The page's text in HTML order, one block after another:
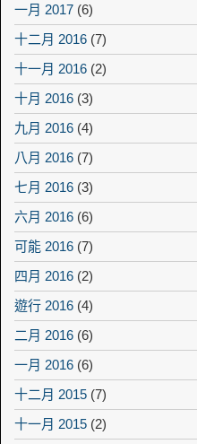
一月 2017 (6)
十二月 2016 (7)
十一月 2016 (2)
十月 2016 (3)
九月 2016 (4)
八月 2016 (7)
七月 2016 (3)
六月 2016 (6)
可能 2016 (7)
四月 2016 (2)
遊行 2016 (4)
二月 2016 (6)
一月 2016 (6)
十二月 2015 (7)
十一月 2015 (2)